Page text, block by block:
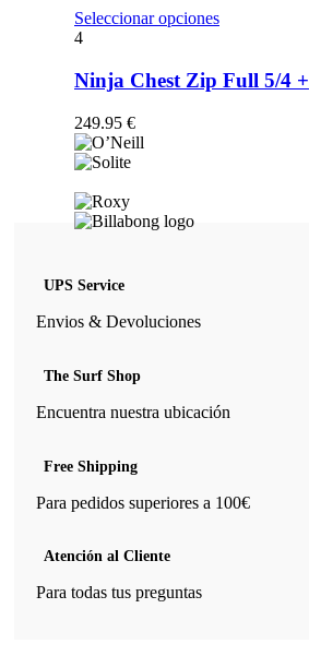
elegir
página
Seleccionar opcionesEste
múltiples
variantes.
4
Ninja Chest Zip Full 5/4 +
249.95 €
UPS Service
Envios & Devoluciones
The Surf Shop
Encuentra nuestra ubicación
Free Shipping
Para pedidos superiores a 100€
Atención al Cliente
Para todas tus preguntas